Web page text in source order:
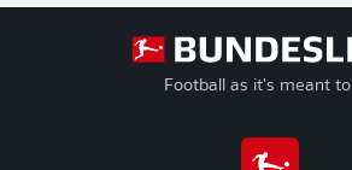
Football as it's meant